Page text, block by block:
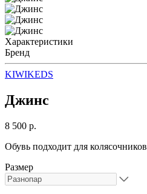
Характеристики
Бренд
KIWIKEDS
Джинс
8 500 р.
Обувь подходит для колясочников
Размер